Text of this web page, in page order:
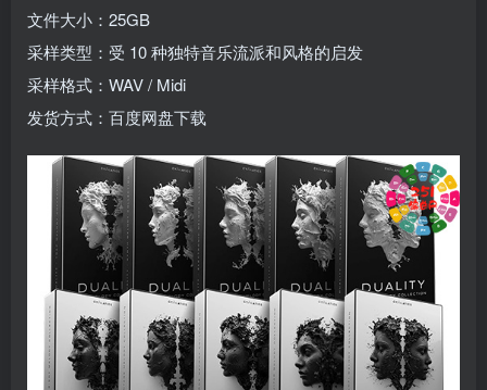
文件大小：25GB
采样类型：受 10 种独特音乐流派和风格的启发
采样格式：WAV / Midi
发货方式：百度网盘下载